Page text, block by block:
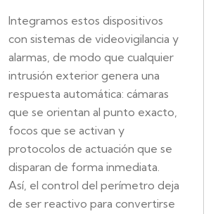
Integramos estos dispositivos
con sistemas de videovigilancia y
alarmas, de modo que cualquier
intrusión exterior genera una
respuesta automática: cámaras
que se orientan al punto exacto,
focos que se activan y
protocolos de actuación que se
disparan de forma inmediata.
Así, el control del perímetro deja
de ser reactivo para convertirse